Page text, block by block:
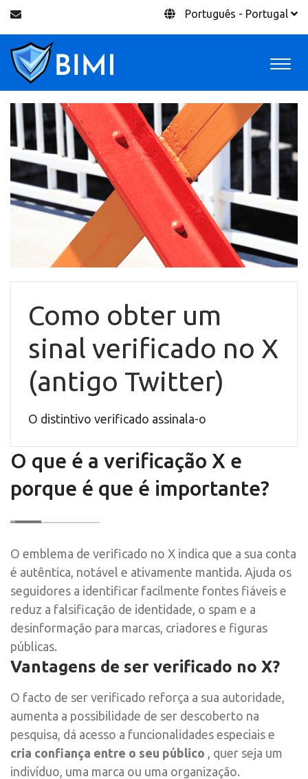
Português - Portugal
Como obter um
sinal verificado no X
(antigo Twitter)
O distintivo verificado assinala-o
O que é a verificação X e
porque é que é importante?
O emblema de verificado no X indica que a sua conta
é autêntica, notável e ativamente mantida. Ajuda os
seguidores a identificar facilmente fontes fiáveis e
reduz a falsificação de identidade, o spam e a
desinformação para marcas, criadores e figuras
públicas.
Vantagens de ser verificado no X?
O facto de ser verificado reforça a sua autoridade,
aumenta a possibilidade de ser descoberto na
pesquisa, dá acesso a funcionalidades especiais e
cria confiança entre o seu público
, quer seja um
indivíduo, uma marca ou uma organização.